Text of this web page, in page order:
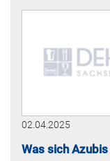
02.04.2025
Was sich